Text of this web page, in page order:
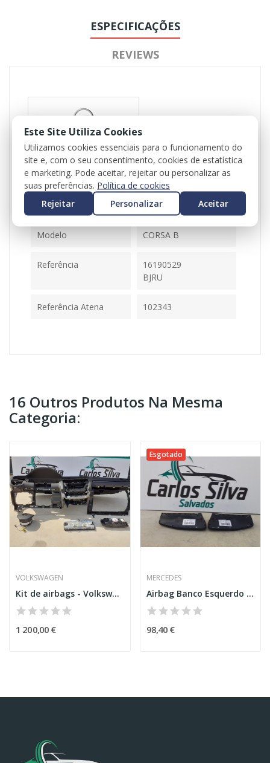
ESPECIFICAÇÕES
REVIEWS
Referência 102343
Disponível 1 Item
Ficha Informativa
Modelo CORSA B
Referência
16190529
BJRU
Referência Atena 102343
16 Outros Produtos Na Mesma
Categoria:
VOLKSWAGEN
Kit de airbags - Volkswagen Golf VII
1 200,00 €
Esgotado
MERCEDES
Airbag Banco Esquerdo – MERCEDES-BENZ A-CLASS...
98,40 €
Este Site Utiliza Cookies
Utilizamos cookies essenciais para o funcionamento do
site e, com o seu consentimento, cookies de estatística
e marketing. Pode aceitar, rejeitar ou personalizar as
suas preferências. Política de cookies
Rejeitar
Personalizar Aceitar